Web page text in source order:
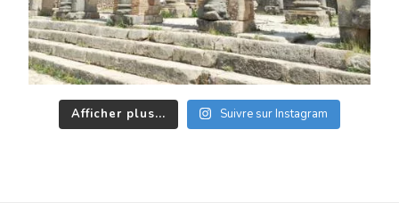
Afficher plus... Suivre sur Instagram